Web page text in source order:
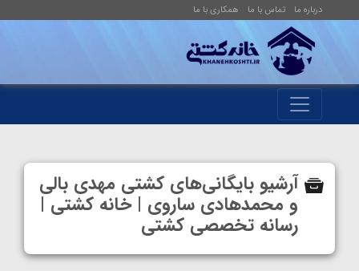
درباره ما تماس با ما همکاری با ما
آرشیو بایگانی‌های کشتی مهدی بالی
و محمدهادی ساروی | خانه کشتی |
رسانه تخصصی کشتی